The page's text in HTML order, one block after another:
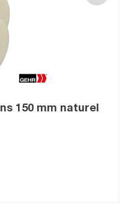
150 mm naturel